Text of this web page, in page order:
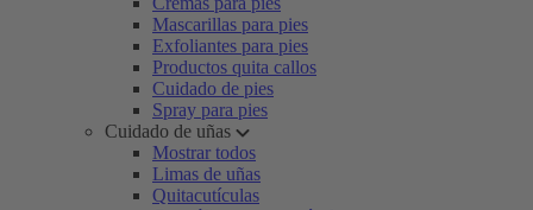
Mascarillas para pies
Exfoliantes para pies
Productos quita callos
Cuidado de pies
Spray para pies
Cuidado de uñas
Mostrar todos
Limas de uñas
Quitacutículas